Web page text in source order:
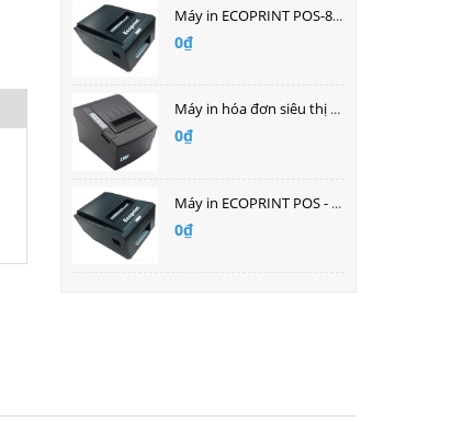
Máy in ECOPRINT POS-8250B
0₫
Máy in hóa đơn siêu thị Tawa PRP085V
0₫
Máy in ECOPRINT POS - 8250LN
0₫